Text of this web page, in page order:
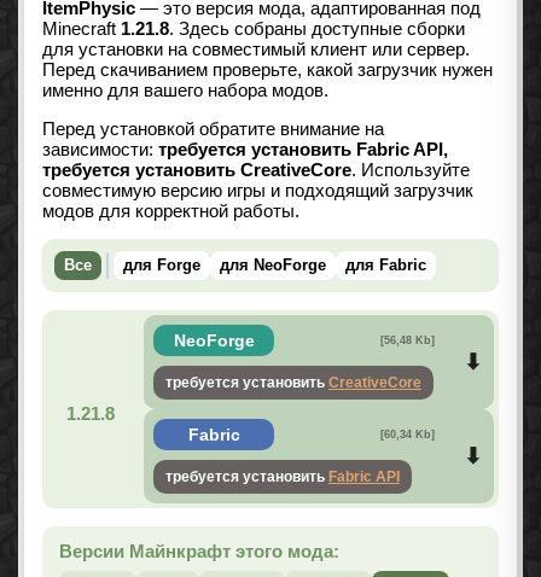
ItemPhysic — это версия мода, адаптированная под
Minecraft 1.21.8. Здесь собраны доступные сборки
для установки на совместимый клиент или сервер.
Перед скачиванием проверьте, какой загрузчик нужен
именно для вашего набора модов.
Перед установкой обратите внимание на
зависимости: требуется установить Fabric API,
требуется установить CreativeCore. Используйте
совместимую версию игры и подходящий загрузчик
модов для корректной работы.
Все для Forge для NeoForge для Fabric
1.21.8
NeoForge [56,48 Kb]
требуется установить CreativeCore
Fabric [60,34 Kb]
требуется установить Fabric API
Версии Майнкрафт этого мода: